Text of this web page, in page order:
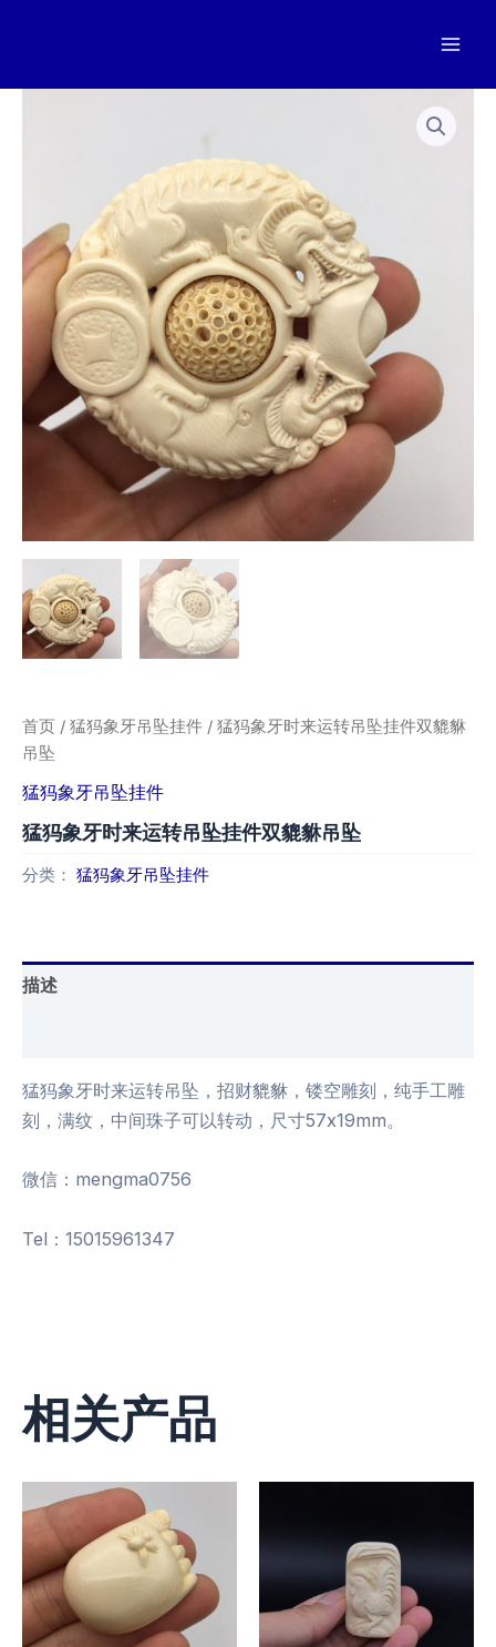
首页 / 猛犸象牙吊坠挂件 / 猛犸象牙时来运转吊坠挂件双貔貅
吊坠
猛犸象牙吊坠挂件
猛犸象牙时来运转吊坠挂件双貔貅吊坠
分类： 猛犸象牙吊坠挂件
描述
猛犸象牙时来运转吊坠，招财貔貅，镂空雕刻，纯手工雕
刻，满纹，中间珠子可以转动，尺寸57x19mm。
微信：mengma0756
Tel：15015961347
相关产品